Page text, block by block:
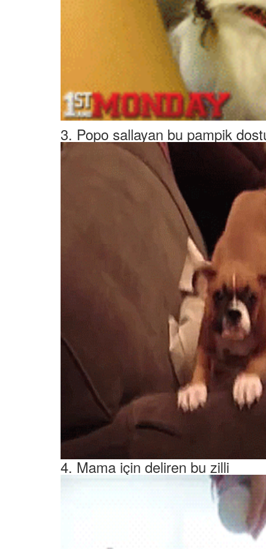
3. Popo sallayan bu pampik
4. Mama için deliren bu zilli